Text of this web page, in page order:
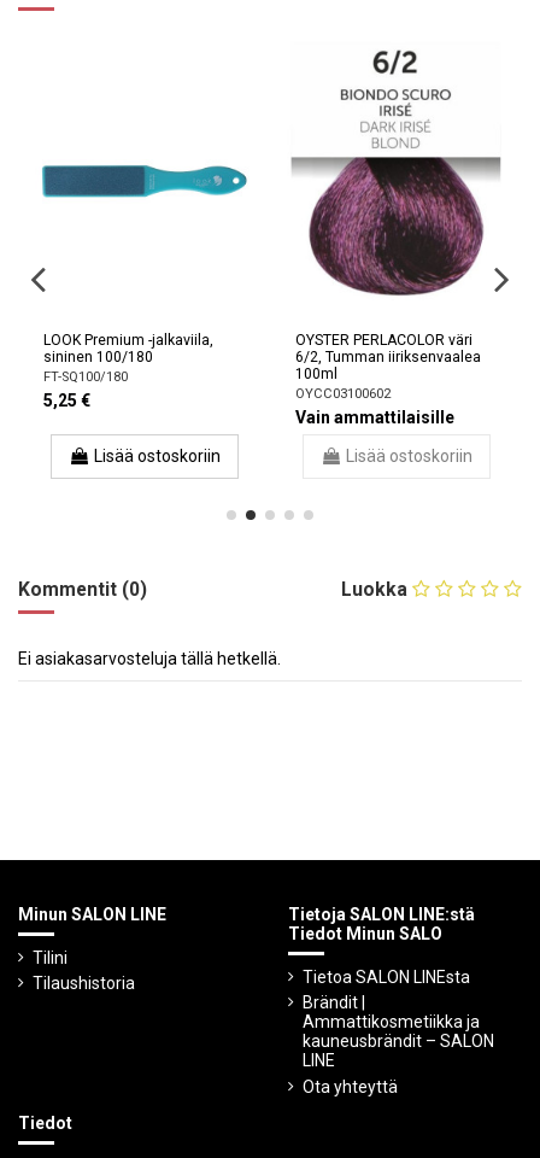
LOOK Premium -jalkaviila,
sininen 100/180
FT-SQ100/180
5,25 €
Lisää ostoskoriin
OYSTER PERLACOLOR väri
6/2, Tumman iiriksenvaalea
100ml
OYCC03100602
Vain ammattilaisille
Lisää ostoskoriin
Luokka
Kommentit (0)
Ei asiakasarvosteluja tällä hetkellä.
Minun SALON LINE
Tilini
Tilaushistoria
Tietoja SALON LINE:stä
Tiedot Minun SALO
Tietoa SALON LINEsta
Brändit |
Ammattikosmetiikka ja
kauneusbrändit – SALON
LINE
Ota yhteyttä
Tiedot